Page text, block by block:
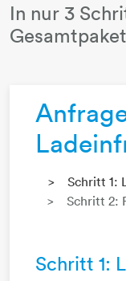
In nur 3
Gesamtpaket
Schritt 1:
Schritt 2:
Schritt 1: